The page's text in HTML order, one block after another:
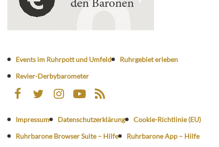
Events im Ruhrpott und Umfeld
Ruhrgebiet erleben
Revier-Derbybarometer
Impressum Datenschutzerklärung
Cookie-Richtlinie (EU)
Ruhrbarone Browser Suite – Hilfe
Ruhrbarone App – Hilfe